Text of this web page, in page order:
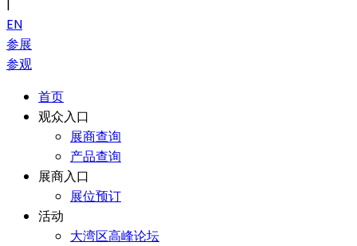
|
EN
参展
参观
首页
观众入口
展商查询
产品查询
展商入口
展位预订
活动
大湾区高峰论坛